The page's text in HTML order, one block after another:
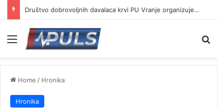
Društvo dobrovoljnih davalaca krvi PU Vranje organizuje akciju na Besnoj kobili
Menu
Home / Hronika
Hronika